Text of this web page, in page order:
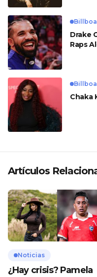
Drake
Raps
Chaka
Artículos
Noticias
¿Hay crisis? Pamela